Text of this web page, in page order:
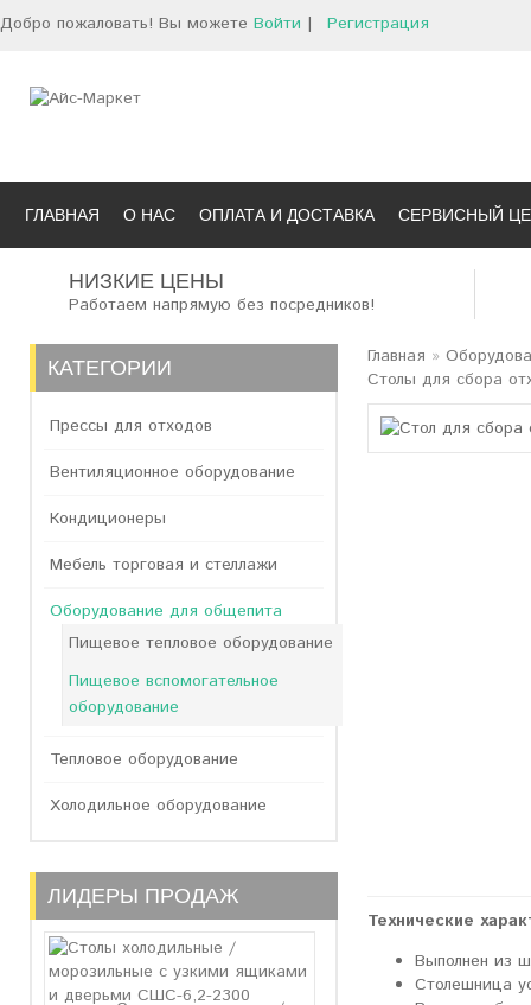
Добро пожаловать! Вы можете Войти | Регистрация
ГЛАВНАЯ О НАС ОПЛАТА И ДОСТАВКА СЕРВИСНЫЙ
НИЗКИЕ ЦЕНЫ
Работаем напрямую без посредников!
КАТЕГОРИИ
Прессы для отходов
Вентиляционное оборудование
Кондиционеры
Мебель торговая и стеллажи
Оборудование для общепита
Пищевое тепловое оборудование
Пищевое вспомогательное
оборудование
Тепловое оборудование
Холодильное оборудование
ЛИДЕРЫ ПРОДАЖ
Главная »
Столы для сбора
Технические
Выполнен из
Столешница